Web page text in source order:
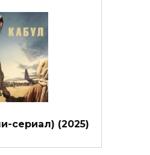
сериал) (2025)